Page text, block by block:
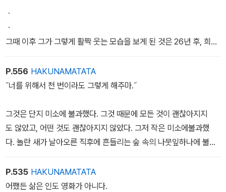
ㆍ
ㆍ
그때 이후 그가 그렇게 활짝 웃는 모습을 보게 된 것은 26년 후, 희미
한 폴라로이드 사진 속에서였다.
P.556 HAKUNAMATATA
˝너를 위해서 천 번이라도 그렇게 해주마.˝
그것은 단지 미소에 불과했다. 그것 때문에 모든 것이 괜찮아지지
도 않았고, 어떤 것도 괜찮아지지 않았다. 그저 작은 미소에불과했
다. 놀란 새가 날아오른 직후에 흔들리는 숲 속의 나뭇잎하나에 불과
했다.
P.535 HAKUNAMATATA
어쨌든 삶은 인도 영화가 아니다.